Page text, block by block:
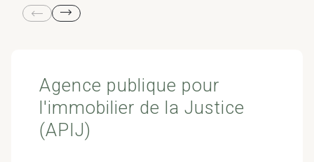
& Transition
Agence publique pour
l'immobilier de la Justice
(APIJ)